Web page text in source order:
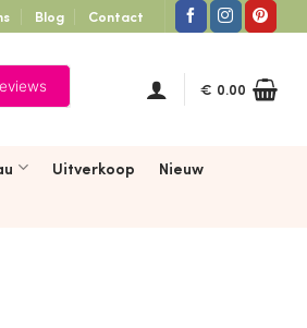
Blog Contact
€ 0.00
Uitverkoop
Nieuw